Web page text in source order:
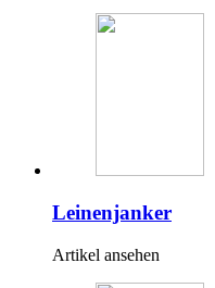
Leinenjanker
Artikel ansehen